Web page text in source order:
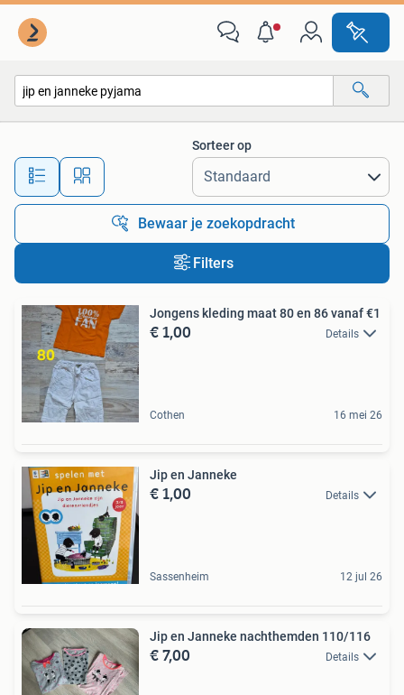
Alle afstanden…
Sorteer op
Bewaar je zoekopdracht
Filters
Jongens kleding maat 80 en 86 vanaf €1
€ 1,00 Details
Cothen 16 mei 26
Jip en Janneke
€ 1,00 Details
Sassenheim 12 jul 26
Jip en Janneke nachthemden 110/116
€ 7,00 Details